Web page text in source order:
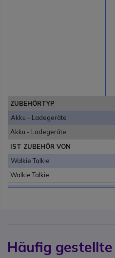
ZUBEHÖRTYP
Akku - Ladegeräte
Akku - Ladegeräte
IST ZUBEHÖR VON
Walkie Talkie
Walkie Talkie
Häufig gestellte